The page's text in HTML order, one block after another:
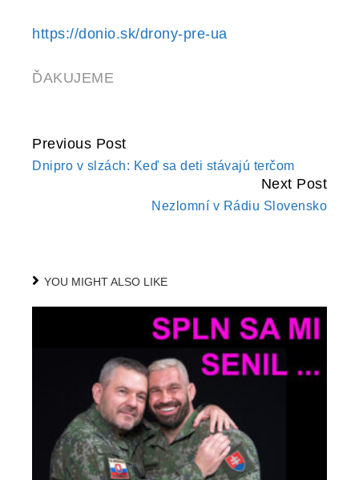
https://donio.sk/drony-pre-ua
ĎAKUJEME
CONTINUE
READING
Previous Post
Dnipro v slzách: Keď sa deti stávajú terčom
Next Post
Nezlomní v Rádiu Slovensko
YOU MIGHT ALSO LIKE